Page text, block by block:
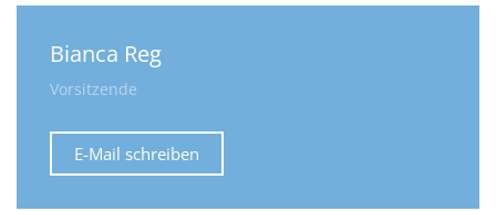
Bianca Reg
Vorsitzende
E-Mail schreiben